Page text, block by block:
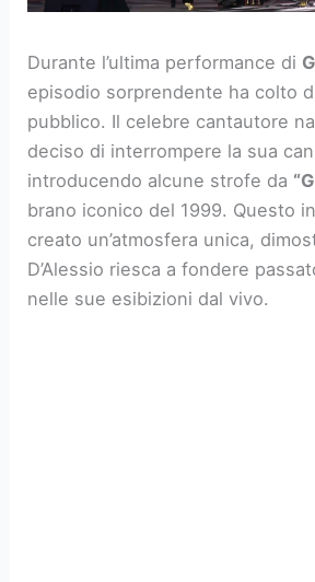
Durante l’ultima performance di
episodio sorprendente ha colto
pubblico. Il celebre cantautore
deciso di interrompere la sua
introducendo alcune strofe da
brano iconico del 1999. Questo
creato un’atmosfera unica,
D’Alessio riesca a fondere
nelle sue esibizioni dal vivo.